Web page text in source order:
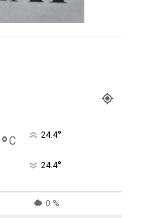
°C 24.4°
24.4°
0 %